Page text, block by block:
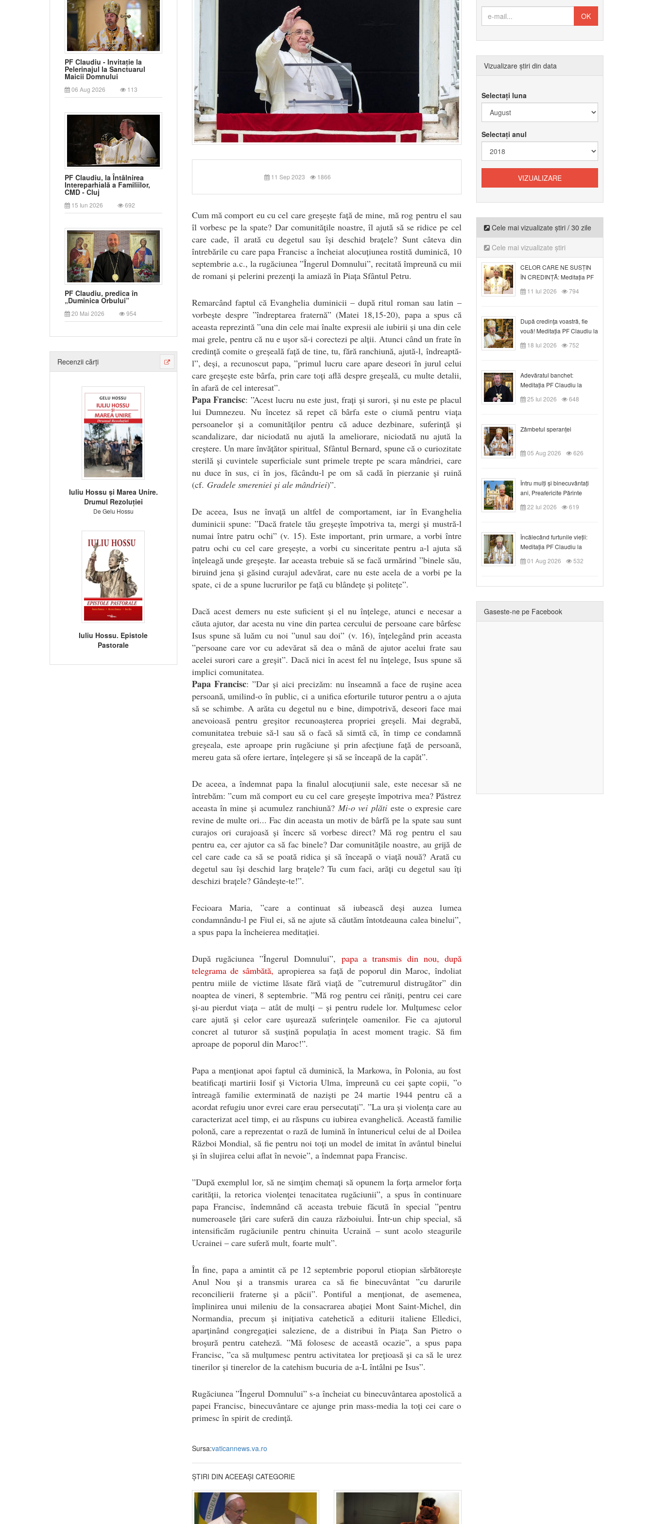
PF Claudiu - Invitație la
Pelerinajul la Sanctuarul
Maicii Domnului
06 Aug 2026 113
PF Claudiu, la Întâlnirea
Intereparhială a Familiilor,
CMD - Cluj
15 Iun 2026 692
PF Claudiu, predica în
„Duminica Orbului”
20 Mai 2026 954
Recenzii cărți
Iuliu Hossu și Marea Unire.
Drumul Rezoluției
De Gelu Hossu
Iuliu Hossu. Epistole
Pastorale
11 Sep 2023 1866
Cum mă comport eu cu cel care greșește față de mine, mă rog pentru el sau
îl vorbesc pe la spate? Dar comunitățile noastre, îl ajută să se ridice pe cel
care cade, îl arată cu degetul sau își deschid brațele? Sunt câteva din
întrebările cu care papa Francisc a încheiat alocuțiunea rostită duminică, 10
septembrie a.c., la rugăciunea ”Îngerul Domnului”, recitată împreună cu mii
de romani și pelerini prezenți la amiază în Piața Sfântul Petru.
Remarcând faptul că Evanghelia duminicii – după ritul roman sau latin –
vorbește despre ”îndreptarea fraternă” (Matei 18,15-20), papa a spus că
aceasta reprezintă ”una din cele mai înalte expresii ale iubirii și una din cele
mai grele, pentru că nu e ușor să-i corectezi pe alții. Atunci când un frate în
credință comite o greșeală față de tine, tu, fără ranchiună, ajută-l, îndreaptă-
l”, deși, a recunoscut papa, ”primul lucru care apare deseori în jurul celui
care greșește este bârfa, prin care toți află despre greșeală, cu multe detalii,
în afară de cel interesat”.
Papa Francisc: ”Acest lucru nu este just, frați și surori, și nu este pe placul
lui Dumnezeu. Nu încetez să repet că bârfa este o ciumă pentru viața
persoanelor și a comunităților pentru că aduce dezbinare, suferință și
scandalizare, dar niciodată nu ajută la ameliorare, niciodată nu ajută la
creștere. Un mare învățător spiritual, Sfântul Bernard, spune că o curiozitate
sterilă și cuvintele superficiale sunt primele trepte pe scara mândriei, care
nu duce în sus, ci în jos, făcându-l pe om să cadă în pierzanie și ruină
(cf. Gradele smereniei și ale mândriei)”.
De aceea, Isus ne învață un altfel de comportament, iar în Evanghelia
duminicii spune: ”Dacă fratele tău greșește împotriva ta, mergi și mustră-l
numai între patru ochi” (v. 15). Este important, prin urmare, a vorbi între
patru ochi cu cel care greșește, a vorbi cu sinceritate pentru a-l ajuta să
înțeleagă unde greșește. Iar aceasta trebuie să se facă urmărind ”binele său,
biruind jena și găsind curajul adevărat, care nu este acela de a vorbi pe la
spate, ci de a spune lucrurilor pe față cu blândețe și politețe”.
Dacă acest demers nu este suficient și el nu înțelege, atunci e necesar a
căuta ajutor, dar acesta nu vine din partea cercului de persoane care bârfesc
Isus spune să luăm cu noi ”unul sau doi” (v. 16), înțelegând prin aceasta
”persoane care vor cu adevărat să dea o mână de ajutor acelui frate sau
acelei surori care a greșit”. Dacă nici în acest fel nu înțelege, Isus spune să
implici comunitatea.
Papa Francisc: ”Dar și aici precizăm: nu înseamnă a face de rușine acea
persoană, umilind-o în public, ci a unifica eforturile tuturor pentru a o ajuta
să se schimbe. A arăta cu degetul nu e bine, dimpotrivă, deseori face mai
anevoioasă pentru greșitor recunoașterea propriei greșeli. Mai degrabă,
comunitatea trebuie să-l sau să o facă să simtă că, în timp ce condamnă
greșeala, este aproape prin rugăciune și prin afecțiune față de persoană,
mereu gata să ofere iertare, înțelegere și să se înceapă de la capăt”.
De aceea, a îndemnat papa la finalul alocuțiunii sale, este necesar să ne
întrebăm: ”cum mă comport eu cu cel care greșește împotriva mea? Păstrez
aceasta în mine și acumulez ranchiună? Mi-o vei plătieste o expresie care
revine de multe ori... Fac din aceasta un motiv de bârfă pe la spate sau sunt
curajos ori curajoasă și încerc să vorbesc direct? Mă rog pentru el sau
pentru ea, cer ajutor ca să fac binele? Dar comunitățile noastre, au grijă de
cel care cade ca să se poată ridica și să înceapă o viață nouă? Arată cu
degetul sau își deschid larg brațele? Tu cum faci, arăți cu degetul sau îți
deschizi brațele? Gândește-te!”.
Fecioara Maria, ”care a continuat să iubească deși auzea lumea
condamnându-l pe Fiul ei, să ne ajute să căutăm întotdeauna calea binelui”,
a spus papa la încheierea meditației.
După rugăciunea ”Îngerul Domnului”, papa a transmis din nou, după
telegrama de sâmbătă, apropierea sa față de poporul din Maroc, îndoliat
pentru miile de victime lăsate fără viață de ”cutremurul distrugător” din
noaptea de vineri, 8 septembrie. ”Mă rog pentru cei răniți, pentru cei care
și-au pierdut viața – atât de mulți – și pentru rudele lor. Mulțumesc celor
care ajută și celor care ușurează suferințele oamenilor. Fie ca ajutorul
concret al tuturor să susțină populația în acest moment tragic. Să fim
aproape de poporul din Maroc!”.
Papa a menționat apoi faptul că duminică, la Markowa, în Polonia, au fost
beatificați martirii Iosif și Victoria Ulma, împreună cu cei șapte copii, ”o
întreagă familie exterminată de naziști pe 24 martie 1944 pentru că a
acordat refugiu unor evrei care erau persecutați”. ”La ura și violența care au
caracterizat acel timp, ei au răspuns cu iubirea evanghelică. Această familie
polonă, care a reprezentat o rază de lumină în întunericul celui de al Doilea
Război Mondial, să fie pentru noi toți un model de imitat în avântul binelui
și în slujirea celui aflat în nevoie”, a îndemnat papa Francisc.
”După exemplul lor, să ne simțim chemați să opunem la forța armelor forța
carității, la retorica violenței tenacitatea rugăciunii”, a spus în continuare
papa Francisc, îndemnând că aceasta trebuie făcută în special ”pentru
numeroasele țări care suferă din cauza războiului. Într-un chip special, să
intensificăm rugăciunile pentru chinuita Ucraină – sunt acolo steagurile
Ucrainei – care suferă mult, foarte mult”.
În fine, papa a amintit că pe 12 septembrie poporul etiopian sărbătorește
Anul Nou și a transmis urarea ca să fie binecuvântat ”cu darurile
reconcilierii fraterne și a păcii”. Pontiful a menționat, de asemenea,
împlinirea unui mileniu de la consacrarea abației Mont Saint-Michel, din
Normandia, precum și inițiativa catehetică a editurii italiene Elledici,
aparținând congregației saleziene, de a distribui în Piața San Pietro o
broșură pentru cateheză. ”Mă folosesc de această ocazie”, a spus papa
Francisc, ”ca să mulțumesc pentru activitatea lor prețioasă și ca să le urez
tinerilor și tinerelor de la catehism bucuria de a-L întâlni pe Isus”.
Rugăciunea ”Îngerul Domnului” s-a încheiat cu binecuvântarea apostolică a
papei Francisc, binecuvântare ce ajunge prin mass-media la toți cei care o
primesc în spirit de credință.
Sursa:vaticannews.va.ro
ȘTIRI DIN ACEEAȘI CATEGORIE
Vizualizare știri din data
Selectați luna
Selectați anul
Cele mai vizualizate știri / 30 zile
Cele mai vizualizate știri
CELOR CARE NE SUSȚIN
ÎN CREDINȚĂ: Meditația PF
Claudiu la Duminica a VI-a
după Rusalii
11 Iul 2026 794
După credinţa voastră, fie
vouă! Meditația PF Claudiu la
duminica a VII-a după Rusalii
18 Iul 2026 752
Adevăratul banchet:
Meditația PF Claudiu la
Duminica a VIII-a după
Rusalii
25 Iul 2026 648
Zâmbetul speranței
05 Aug 2026 626
Întru mulți și binecuvântați
ani, Preafericite Părinte
Claudiu!
22 Iul 2026 619
Încălecând furtunile vieții:
Meditația PF Claudiu la
Duminica a IX-a după Rusalii
01 Aug 2026 532
Gaseste-ne pe Facebook